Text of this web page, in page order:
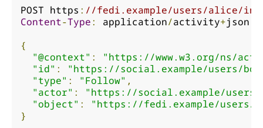
POST https : //fedi.example/users/alice/
Content-Type: application/activity+json
{
"@context" :
"https://www.w3.org/ns/
"id" :
"https://social.example/users/
"type" : "Follow" ,
"actor" :
"https://social.example/users/
"object" :
"https://fedi.example/users/
}